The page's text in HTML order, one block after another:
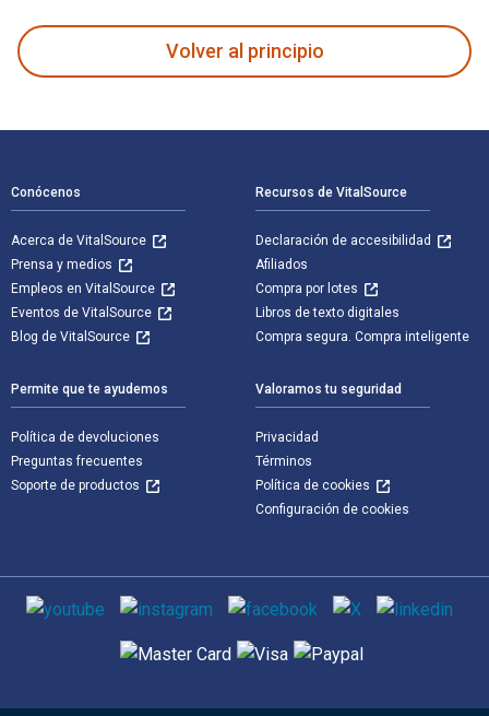
Volver al principio
Conócenos
Acerca de VitalSource
Prensa y medios
Empleos en VitalSource
Eventos de VitalSource
Blog de VitalSource
Recursos de VitalSource
Declaración de accesibilidad
Afiliados
Compra por lotes
Libros de texto digitales
Compra segura. Compra inteligente
Permite que te ayudemos
Política de devoluciones
Preguntas frecuentes
Soporte de productos
Valoramos tu seguridad
Privacidad
Términos
Política de cookies
Configuración de cookies
Medios de comunicación social
Métodos de pago admitidos